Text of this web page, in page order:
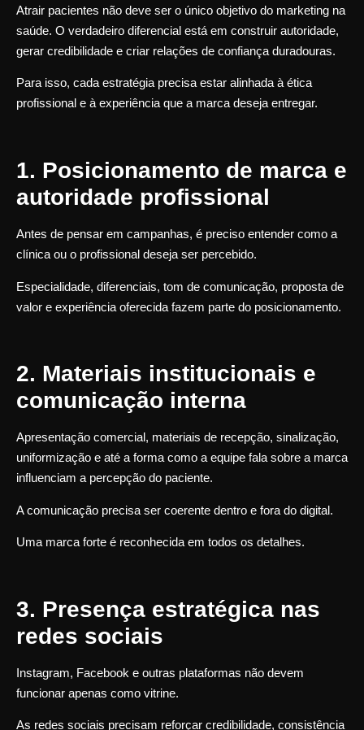
Atrair pacientes não deve ser o único objetivo do marketing na
saúde. O verdadeiro diferencial está em construir autoridade,
gerar credibilidade e criar relações de confiança duradouras.
Para isso, cada estratégia precisa estar alinhada à ética
profissional e à experiência que a marca deseja entregar.
1. Posicionamento de marca e
autoridade profissional
Antes de pensar em campanhas, é preciso entender como a
clínica ou o profissional deseja ser percebido.
Especialidade, diferenciais, tom de comunicação, proposta de
valor e experiência oferecida fazem parte do posicionamento.
2. Materiais institucionais e
comunicação interna
Apresentação comercial, materiais de recepção, sinalização,
uniformização e até a forma como a equipe fala sobre a marca
influenciam a percepção do paciente.
A comunicação precisa ser coerente dentro e fora do digital.
Uma marca forte é reconhecida em todos os detalhes.
3. Presença estratégica nas
redes sociais
Instagram, Facebook e outras plataformas não devem
funcionar apenas como vitrine.
As redes sociais precisam reforçar credibilidade, consistência